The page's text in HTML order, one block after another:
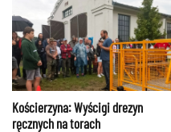
Kościerzyna: Wyścigi drezyn
ręcznych na torach